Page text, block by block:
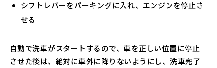
シフトレバーをパーキングに入れ、エンジンを停止さ
せる
自動で洗車がスタートするので、車を正しい位置に停止
させた後は、絶対に車外に降りないようにし、洗車完了